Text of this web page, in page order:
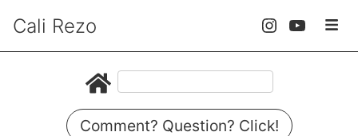
Cali Rezo
Comment? Question? Click!